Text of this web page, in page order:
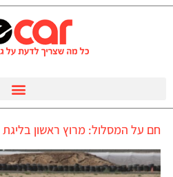
חם על המסלול: מרוץ ראשון בליגת 208CUP נערך בערד